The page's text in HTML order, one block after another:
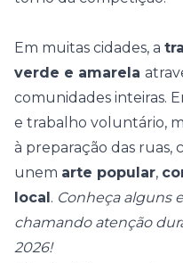
Em muitas cidades, a
verde e amarela
comunidades inteiras.
e trabalho voluntário,
à preparação das
unem arte popular,
local. Conheça alguns
chamando atenção
2026!